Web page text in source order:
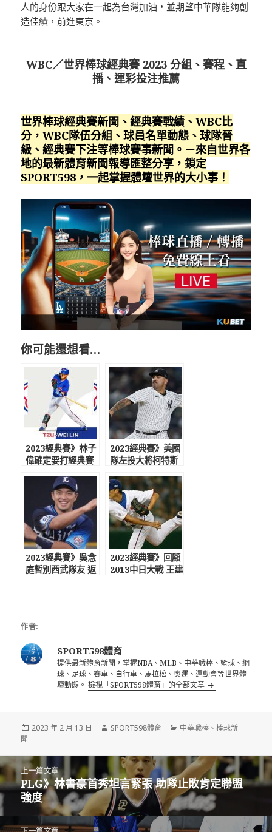
人的身份跟大家在一起為台灣加油，並期望中華隊能夠創
造佳績，前進東京。
WBC／世界棒球經典賽 2023 分組、賽程、直
播、運彩投注推薦
世界棒球經典賽新聞、經典賽戰績、WBC比
分，WBC隊伍分組、球員名單動態、球隊晉
級、經典賽下注等棒球賽事新聞。－來自世界各
地的最新體育新聞報導匯整分享，鎖定
SPORT598，一起掌握體壇世界的大小事！
你可能還想看…
2023經典賽》林子
偉確定要打經典賽
2023經典賽》美國
隊左投大將柯特斯
2023經典賽》吳念
庭暫別西武隊友 返
2023經典賽》回顧
2013中日大戰 王建
作者:
SPORT598體育
提供最新體育新聞，掌握NBA、MLB、中華職棒、籃球、網
球、足球、賽車、自行車、馬拉松、奧運、運動會等世界體
壇動態。檢視「SPORT598體育」的全部文章
發
期:
2023 年 2 月 13 日
作
SPORT598體育
分
中華職棒 、棒球新
聞
文
章
導
覽
上一篇文章
上
一
文
PLG》林書豪首秀坦言緊張 助隊止敗肯定聯盟
強度